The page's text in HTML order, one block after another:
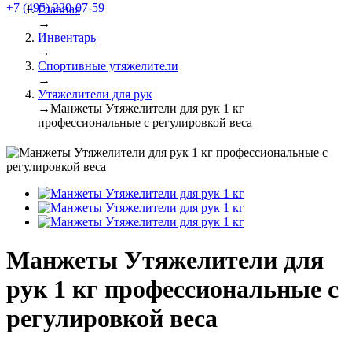
+7 (495) 220-07-59
Главная
→
Инвентарь
→
Спортивные утяжелители
→
Утяжелители для рук
→Манжеты Утяжелители для рук 1 кг
профессиональные с регулировкой веса
Манжеты Утяжелители для
рук 1 кг профессиональные с
регулировкой веса